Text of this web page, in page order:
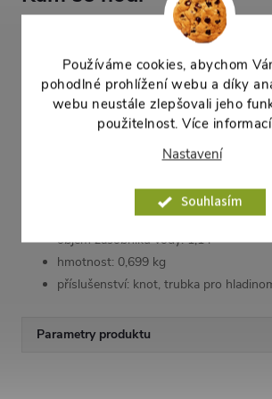
Používáme cookies, abychom
pohodlné prohlížení webu a díky
webu neustále zlepšovali jeho
použitelnost. Více informací
Nastavení
Souhlasím
do interiéru– na parapet,
nebo polici. Kompaktní šířka 30,8 cm padne i
parapety.
Parametry
výška: 16,6 cm
objem substrátu: 3,2 l
objem zásobníku vody: 1,1 l
hmotnost: 0,699 kg
příslušenství: knot, trubka pro
Parametry produktu